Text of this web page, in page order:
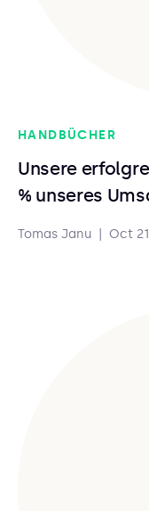
HANDBÜCHER
Unsere
% unseres
Tomas Janu Oct